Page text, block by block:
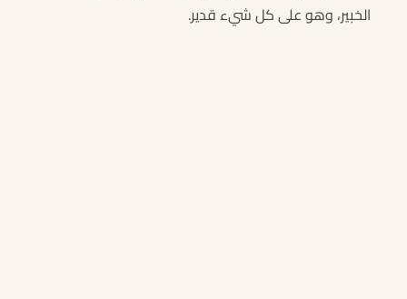
الخبير، وهو على‏ كل شيء قدير.